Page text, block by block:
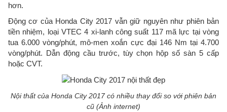
hơn.
Động cơ của Honda City 2017 vẫn giữ nguyên như phiên bản
tiền nhiệm, loại VTEC 4 xi-lanh công suất 117 mã lực tại vòng
tua 6.000 vòng/phút, mô-men xoắn cực đại 146 Nm tại 4.700
vòng/phút. Dẫn động cầu trước, tùy chọn hộp số sàn 5 cấp
hoặc CVT.
Nội thất của Honda City 2017 có nhiều thay đổi so với phiên bản
cũ (Ảnh internet)